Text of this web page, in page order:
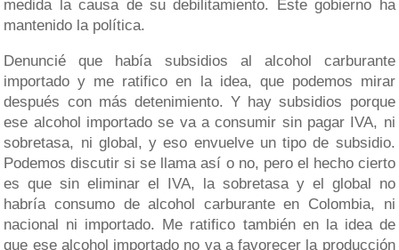
medida la causa de su debilitamiento. Este gobierno ha
mantenido la política.
Denuncié que había subsidios al alcohol carburante
importado y me ratifico en la idea, que podemos mirar
después con más detenimiento. Y hay subsidios porque
ese alcohol importado se va a consumir sin pagar IVA, ni
sobretasa, ni global, y eso envuelve un tipo de subsidio.
Podemos discutir si se llama así o no, pero el hecho cierto
es que sin eliminar el IVA, la sobretasa y el global no
habría consumo de alcohol carburante en Colombia, ni
nacional ni importado. Me ratifico también en la idea de
que ese alcohol importado no va a favorecer la producción